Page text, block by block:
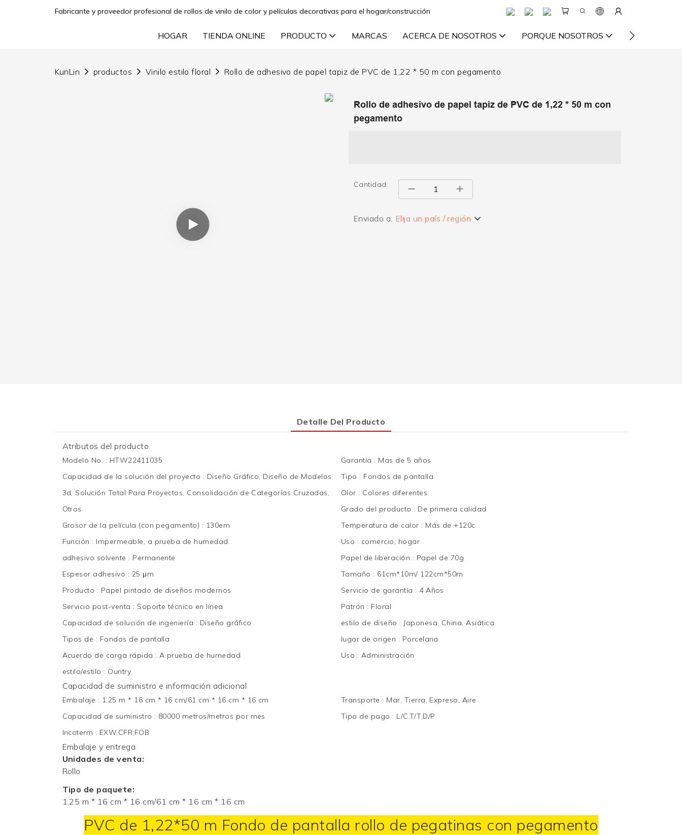
Fabricante y proveedor profesional de rollos de vinilo de color y películas decorativas para el hogar/construcción
HOGAR TIENDA ONLINE PRODUCTO MARCAS ACERCA DE NOSOTROS PORQUE NOSOTROS VIDEO
KunLin productos Vinilo estilo floral Rollo de adhesivo de papel tapiz de PVC de 1,22 * 50 m con pegamento
Rollo de adhesivo de papel tapiz de PVC de 1,22 * 50 m con
pegamento
Cantidad:
Enviado a: Elija un país / región
Detalle Del Producto
Atributos del producto
Modelo No. : HTW22411035 Garantía : Mas de 5 años
Capacidad de la solución del proyecto : Diseño Gráfico, Diseño de Modelos
3d, Solución Total Para Proyectos, Consolidación de Categorías Cruzadas,
Otros
Tipo : Fondos de pantalla
Olor : Colores diferentes
Grado del producto : De primera calidad
Grosor de la película (con pegamento) : 130em Temperatura de calor : Más de +120c
Función : Impermeable, a prueba de humedad Uso : comercio, hogar
adhesivo solvente : Permanente Papel de liberación : Papel de 70g
Espesor adhesivo : 25 μm Tamaño : 61cm*10m/ 122cm*50m
Producto : Papel pintado de diseños modernos Servicio de garantía : 4 Años
Servicio post-venta : Soporte técnico en línea Patrón : Floral
Capacidad de solución de ingeniería : Diseño gráfico estilo de diseño : Japonesa, China, Asiática
Tipos de : Fondos de pantalla lugar de origen : Porcelana
Acuerdo de carga rápida :A prueba de humedad Uso : Administración
estilo/estilo : Ountry
Capacidad de suministro e información adicional
Embalaje : 1,25 m * 16 cm * 16 cm/61 cm * 16 cm * 16 cm Transporte : Mar, Tierra, Expreso, Aire
Capacidad de suministro : 80000 metros/metros por mes Tipo de pago : L/C,T/T,D/P
Incoterm : EXW,CFR,FOB
Embalaje y entrega
Unidades de venta:
Rollo
Tipo de paquete:
1,25 m * 16 cm * 16 cm/61 cm * 16 cm * 16 cm
PVC de 1,22*50 m Fondo de pantalla rollo de pegatinas con pegamento